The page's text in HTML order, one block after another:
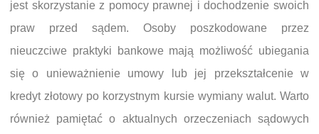
jest skorzystanie z pomocy prawnej i dochodzenie swoich
praw przed sądem. Osoby poszkodowane przez
nieuczciwe praktyki bankowe mają możliwość ubiegania
się o unieważnienie umowy lub jej przekształcenie w
kredyt złotowy po korzystnym kursie wymiany walut. Warto
również pamiętać o aktualnych orzeczeniach sądowych